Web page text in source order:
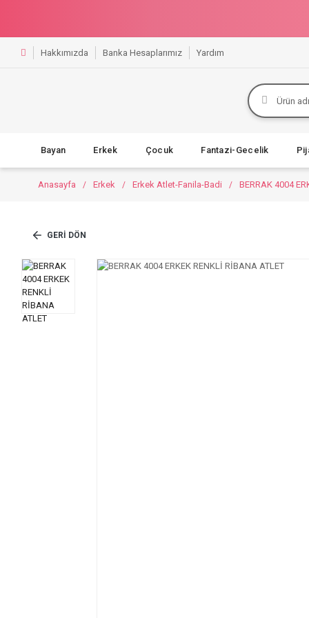
Hakkımızda Banka Hesaplarımız Yardım
Bayan Erkek Çocuk Fantazi-Gecelik
Anasayfa Erkek Erkek Atlet-Fanila-Badi BERRAK 4004
GERI DÖN